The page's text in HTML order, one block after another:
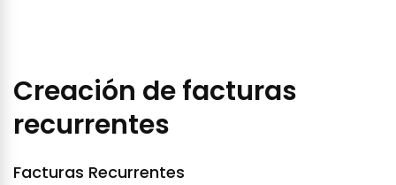
Creación de facturas
recurrentes
Facturas Recurrentes